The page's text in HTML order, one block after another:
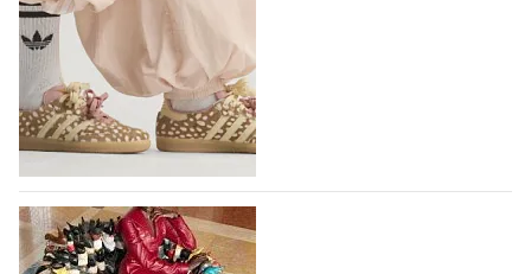
Вышли новые кроссовки Adidas Samba в
принте, имитирующем шкуру оленя